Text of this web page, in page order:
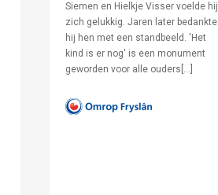
Siemen en Hielkje Visser voelde hij
zich gelukkig. Jaren later bedankte
hij hen met een standbeeld. 'Het
kind is er nog' is een monument
geworden voor alle ouders[…]